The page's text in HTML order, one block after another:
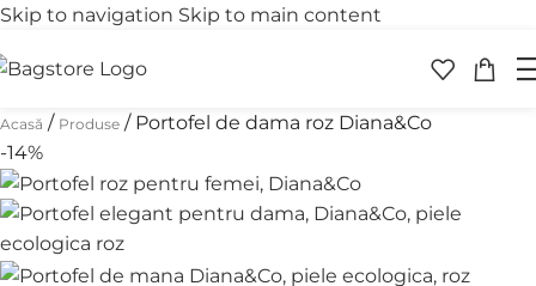
Skip to navigation Skip to main content
Transport gratuit
Acasă / Produse / Portofel de dama roz Diana&Co
-14%